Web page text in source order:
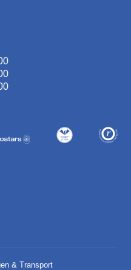
& Transport